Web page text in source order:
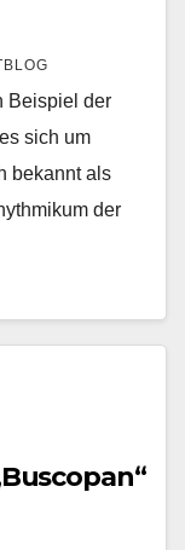
Beispiel der
sich um
bekannt als
der